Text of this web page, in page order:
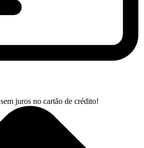
sem juros no cartão de crédito!